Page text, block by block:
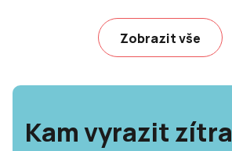
Zobrazit vše
Kam vyrazit zítra